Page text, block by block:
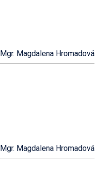
Mgr. Magdalena Hromadová
Mgr. Magdalena Hromadová